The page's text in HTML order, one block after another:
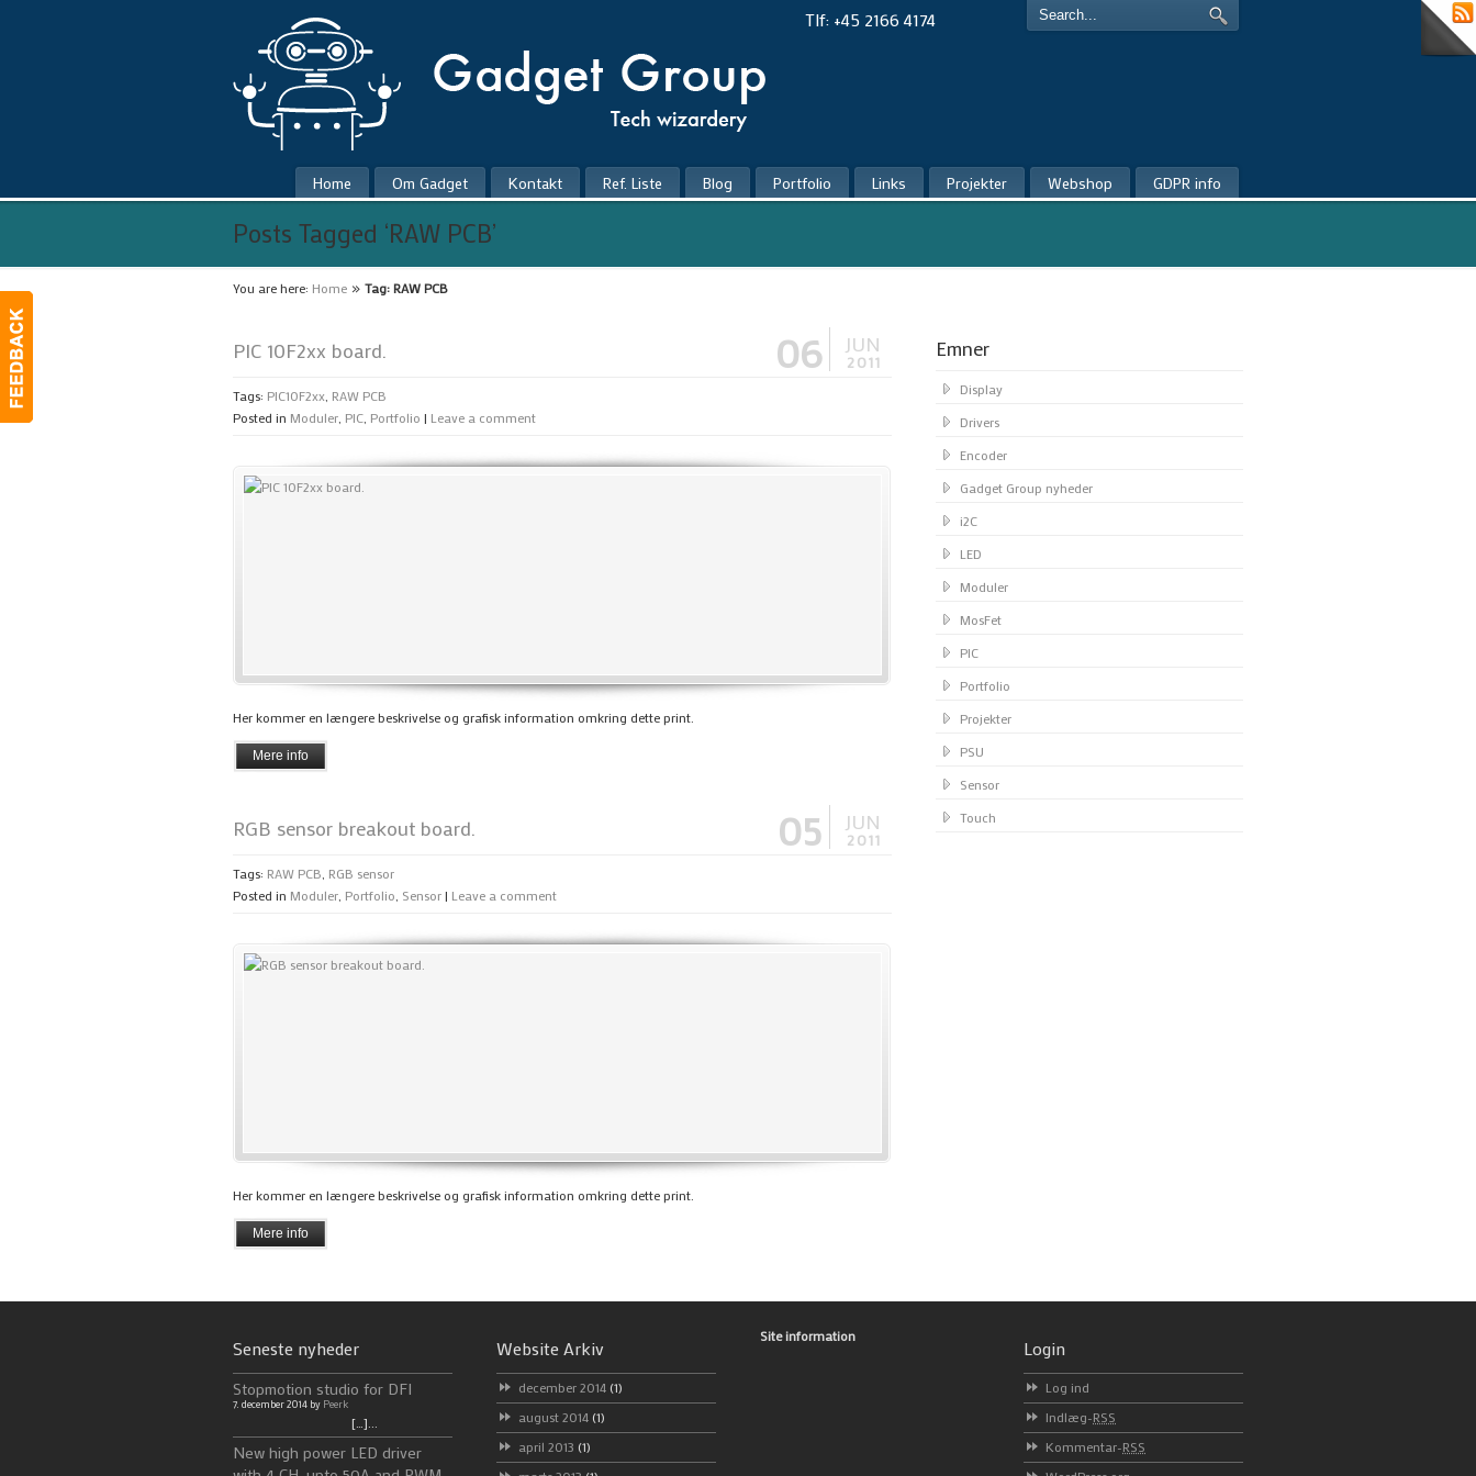
Tlf: +45 2166 4174
Home Om Gadget Kontakt Ref. Liste Blog Portfolio Links Projekter Webshop GDPR info
Posts Tagged ‘RAW PCB’
You are here: Home » Tag: RAW PCB
06 JUN
2011
PIC 10F2xx board.
Tags: PIC10F2xx RAW PCB
Posted in Moduler PIC Portfolio | Leave a comment
Her kommer en længere beskrivelse og grafisk information omkring dette print.
Mere info
05 JUN
2011
RGB sensor breakout board.
Tags: RAW PCB RGB sensor
Posted in Moduler Portfolio Sensor| Leave a comment
Her kommer en længere beskrivelse og grafisk information omkring dette print.
Mere info
Emner
Display
Drivers
Encoder
Gadget Group nyheder
i2C
LED
Moduler
MosFet
PIC
Portfolio
Projekter
PSU
Sensor
Touch
Seneste nyheder
Stopmotion studio for DFI
7. december 2014 by Peerk
[…]...
New high power LED driver
Website Arkiv
december 2014 (1)
august 2014 (1)
april 2013 (1)
Site information
Login
Log ind
Indlæg-RSS
Kommentar-RSS